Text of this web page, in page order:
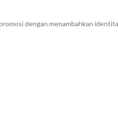
dengan menambahkan